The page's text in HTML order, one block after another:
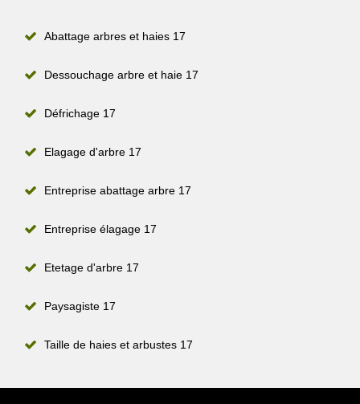
Abattage arbres et haies 17
Dessouchage arbre et haie 17
Défrichage 17
Elagage d'arbre 17
Entreprise abattage arbre 17
Entreprise élagage 17
Etetage d'arbre 17
Paysagiste 17
Taille de haies et arbustes 17